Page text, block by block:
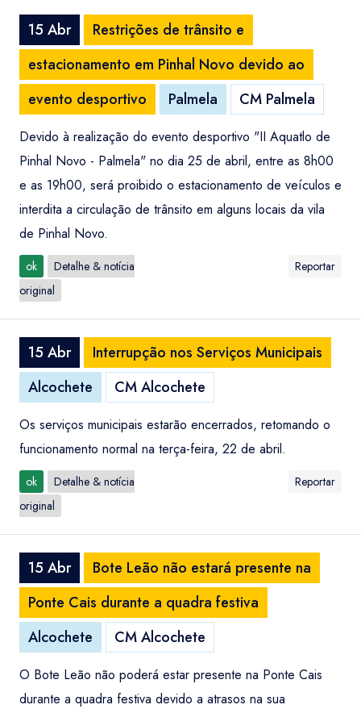
15 Abr
Restrições de trânsito e
estacionamento em Pinhal Novo devido ao
evento desportivo
Palmela CM Palmela
Devido à realização do evento desportivo "II Aquatlo de
Pinhal Novo - Palmela" no dia 25 de abril, entre as 8h00
e as 19h00, será proibido o estacionamento de veículos e
interdita a circulação de trânsito em alguns locais da vila
de Pinhal Novo.
ok
Detalhe & notícia
original
Reportar
15 Abr
Interrupção nos Serviços Municipais
Alcochete
CM Alcochete
Os serviços municipais estarão encerrados, retomando o
funcionamento normal na terça-feira, 22 de abril.
ok
Detalhe & notícia
original
Reportar
15 Abr
Bote Leão não estará presente na
Ponte Cais durante a quadra festiva
Alcochete
CM Alcochete
O Bote Leão não poderá estar presente na Ponte Cais
durante a quadra festiva devido a atrasos na sua